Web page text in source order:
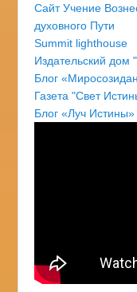
Сайт Учение
духовного Пути
Summit lighthouse
Издательский дом
Блог
Газета "Свет
Блог «Луч Истины»